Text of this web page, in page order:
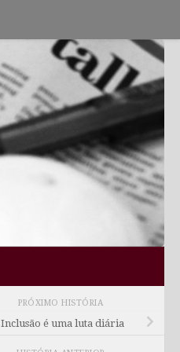
PRÓXIMO HISTÓRIA
Inclusão é uma luta diária